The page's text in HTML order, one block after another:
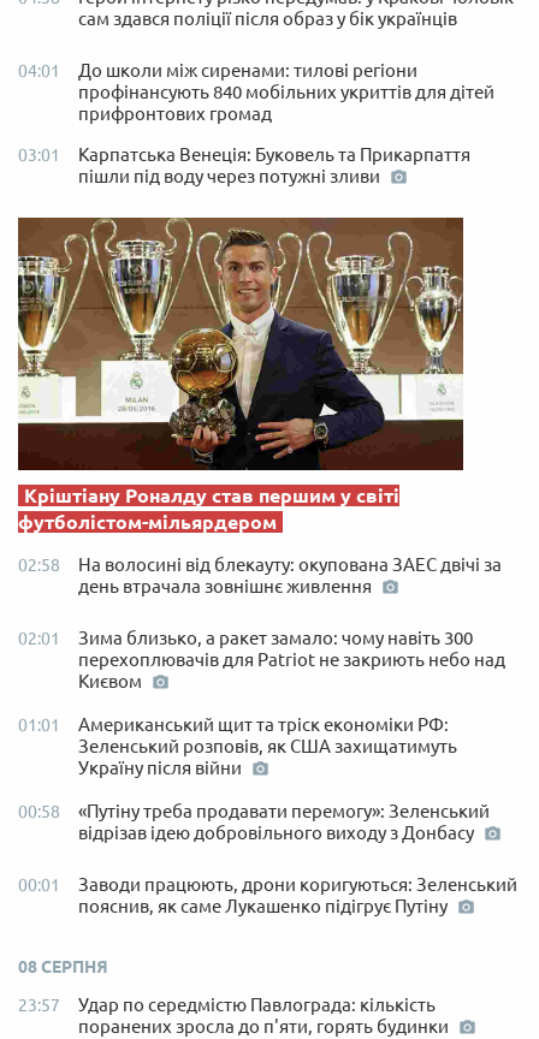
сам здався поліції після образ у бік українців
04:01
До школи між сиренами: тилові регіони
профінансують 840 мобільних укриттів для дітей
прифронтових громад
03:01
Карпатська Венеція: Буковель та Прикарпаття
пішли під воду через потужні зливи
Кріштіану Роналду став першим у світі
футболістом-мільярдером
02:58
На волосині від блекауту: окупована ЗАЕС двічі за
день втрачала зовнішнє живлення
02:01
Зима близько, а ракет замало: чому навіть 300
перехоплювачів для Patriot не закриють небо над
Києвом
01:01
Американський щит та тріск економіки РФ:
Зеленський розповів, як США захищатимуть
Україну після війни
00:58
«Путіну треба продавати перемогу»: Зеленський
відрізав ідею добровільного виходу з Донбасу
00:01
Заводи працюють, дрони коригуються: Зеленський
пояснив, як саме Лукашенко підігрує Путіну
08 СЕРПНЯ
23:57
Удар по середмістю Павлограда: кількість
поранених зросла до п'яти, горять будинки